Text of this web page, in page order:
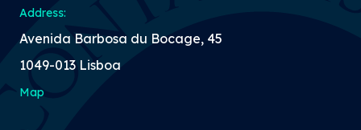
Address:
Avenida Barbosa du Bocage, 45
1049-013 Lisboa
Map